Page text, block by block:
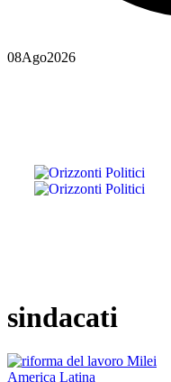
08Ago2026
sindacati
America Latina